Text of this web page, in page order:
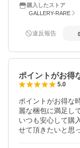
購入したストア
GALLERY-RARE
違反報告
ポイントがお得
5.0
ポイントがお得な
麗な梱包に満足し
いつも安心して購
せて頂きたいと思